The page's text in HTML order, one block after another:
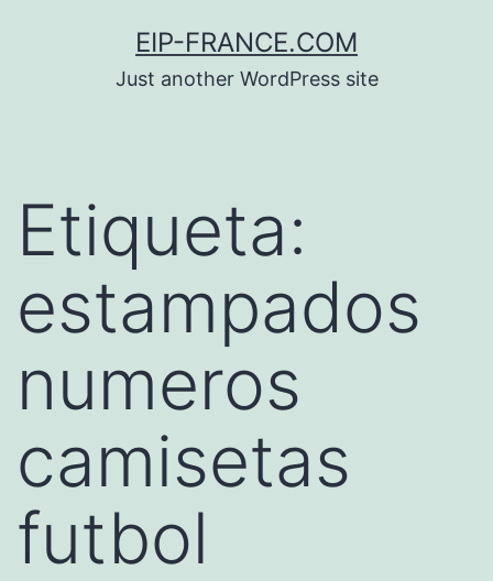
EIP-FRANCE.COM
Just another WordPress site
Etiqueta:
estampados
numeros
camisetas
futbol